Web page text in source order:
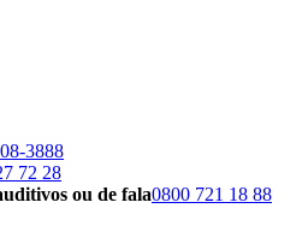
3888
72 28
ou de fala0800 721 18 88